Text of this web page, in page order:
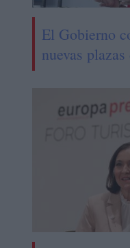
El Gobierno
nuevas